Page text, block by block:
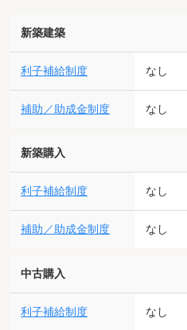
新築建築
利子補給制度 なし
補助／助成金制度 なし
新築購入
利子補給制度 なし
補助／助成金制度 なし
中古購入
利子補給制度 なし